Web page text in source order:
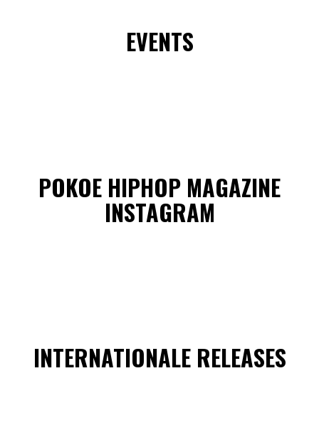
EVENTS
POKOE HIPHOP MAGAZINE
INSTAGRAM
INTERNATIONALE RELEASES